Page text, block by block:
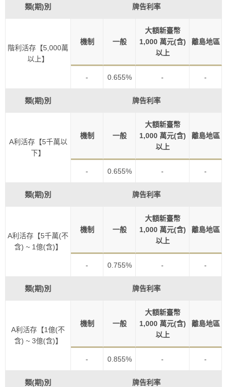
類(期)別 牌告利率
階利活存【5,000萬
以上】
機制 一般
大額新臺幣
1,000 萬元(含)
以上
離島地區
- 0.655% - -
類(期)別 牌告利率
A利活存【5千萬以
下】
機制 一般
大額新臺幣
1,000 萬元(含)
以上
離島地區
- 0.655% - -
類(期)別 牌告利率
A利活存【5千萬(不
含) ~ 1億(含)】
機制 一般
大額新臺幣
1,000 萬元(含)
以上
離島地區
- 0.755% - -
類(期)別 牌告利率
A利活存【1億(不
含) ~ 3億(含)】
機制 一般
大額新臺幣
1,000 萬元(含)
以上
離島地區
- 0.855% - -
類(期)別 牌告利率